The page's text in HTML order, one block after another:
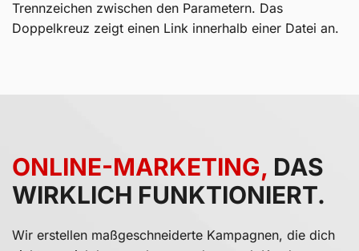
Trennzeichen zwischen den Parametern. Das
Doppelkreuz zeigt einen Link innerhalb einer Datei an.
ONLINE-MARKETING, DAS
WIRKLICH FUNKTIONIERT.
Wir erstellen maßgeschneiderte Kampagnen, die dich